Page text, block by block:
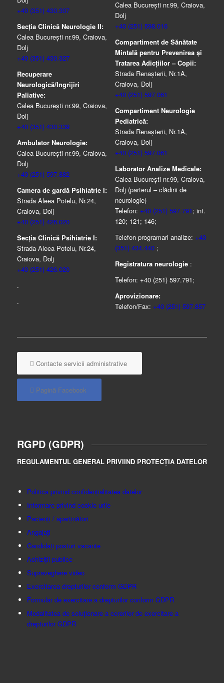
+40 (351) 430.307
Secția Clinică Neurologie II:
Calea București nr.99, Craiova,
Dolj
+40 (351) 430.327
Recuperare
Neurologică/Ingrijiri
Paliative:
Calea București nr.99, Craiova,
Dolj
+40 (351) 430.339
Ambulator Neurologie:
Calea București nr.99, Craiova,
Dolj
+40 (251) 597.882
Camera de gardă Psihiatrie I:
Strada Aleea Potelu, Nr.24,
Craiova, Dolj
+40 (251) 426.020
Secția Clinică Psihiatrie I:
Strada Aleea Potelu, Nr.24,
Craiova, Dolj
+40 (251) 426.020
.
.
Calea București nr.99, Craiova,
Dolj
+40 (251) 598.016
Compartiment de Sănătate
Mintală pentru Prevenirea şi
Tratarea Adicţiilor – Copii:
Strada Renașterii, Nr.1A,
Craiova, Dolj
+40 (251) 597.061
Compartiment Neurologie
Pediatrică:
Strada Renaşterii, Nr.1A,
Craiova, Dolj
+40 (251) 597.061
Laborator Analize Medicale:
Calea București nr.99, Craiova,
Dolj (parterul – clădirii de
neurologie)
Telefon: +40 (251) 597.791; int.
120; 121; 146;
Telefon programari analize: +40
(351) 434.440 ;
Registratura neurologie :
Telefon: +40 (251) 597.791;
Aprovizionare:
Telefon/Fax: +40 (251) 597.857
Contacte servicii administrative
Pagină Facebook
RGPD (GDPR)
REGULAMENTUL GENERAL PRIVIIND PROTECȚIA DATELOR
Politica privind confidențialitatea datelor
Informare privind cookie-urile
Pacienți / aparținători
Angajați
Candidați posturi vacante
Achiziții publice
Supraveghere video
Exercitarea drepturilor conform GDPR
Formular de exercitare a drepturilor conform GDPR
Modalitatea de soluționare a cererilor de exercitare a
drepturilor GDPR